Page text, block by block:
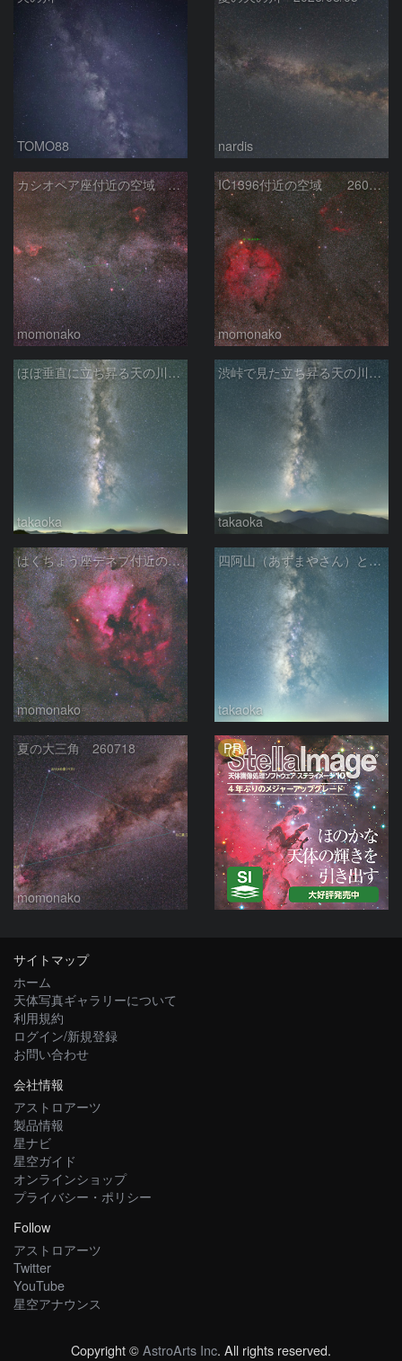
TOMO88 nardis
カシオペア座付近の空域 260720
momonako
IC1396付近の空域 260720
momonako
ほぼ垂直に立ち昇る天の川銀河
takaoka
渋峠で見た立ち昇る天の川銀河
takaoka
はくちょう座デネブ付近の空域 260720
momonako
四阿山（あずまやさん）と立ち昇る夏の銀河
takaoka
夏の大三角 260718
momonako
PR
サイトマップ
ホーム
天体写真ギャラリーについて
利用規約
ログイン/新規登録
お問い合わせ
会社情報
アストロアーツ
製品情報
星ナビ
星空ガイド
オンラインショップ
プライバシー・ポリシー
Follow
アストロアーツ
Twitter
YouTube
星空アナウンス
Copyright ©AstroArts Inc. All rights reserved.